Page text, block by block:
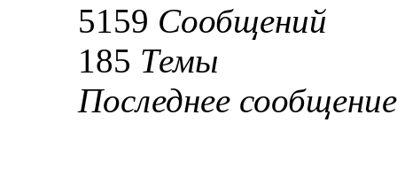
5159 Сообщений
185 Темы
Последнее сообщение